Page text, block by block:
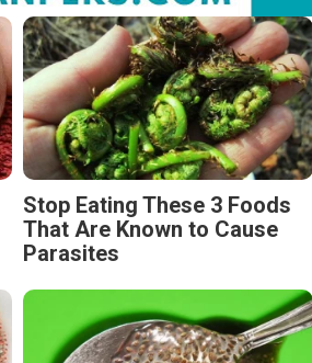
Stop Eating These 3 Foods
That Are Known to Cause
Parasites